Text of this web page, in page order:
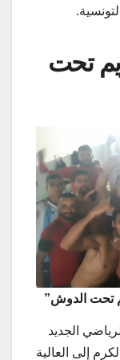
تحت
تحت الدوش”
الجديد
إلى العالية